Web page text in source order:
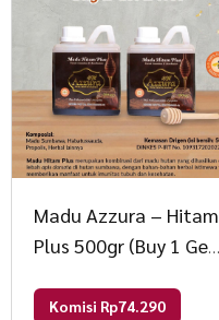
Madu Azzura – Hitam
Plus 500gr (Buy 1 Get
Komisi Rp74.290